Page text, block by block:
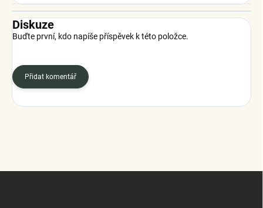
Diskuze
Buďte první, kdo napíše příspěvek k této položce.
Přidat komentář